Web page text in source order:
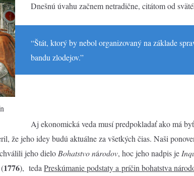
Dnešnú úvahu začnem netradične, citátom od
“Štát, ktorý by nebol organizovaný na základe
bandu zlodejov.”
Aj ekonomická veda musí predpokladať ako má byť
že jeho idey budú aktuálne za všetkých čias. Naši
jeho dieloBohatstvo národov, hoc jeho nadpis je
(1776), tedaPreskúmanie podstaty a príčin bohatstva